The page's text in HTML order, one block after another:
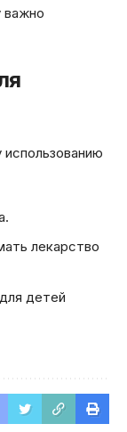
важно
лекарство
детей